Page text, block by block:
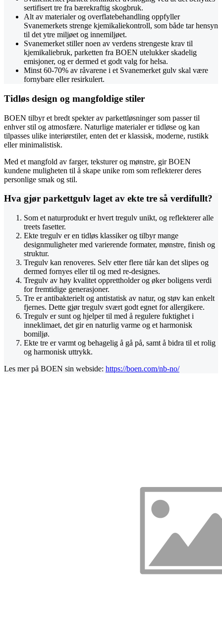
sertifisert tre fra bærekraftig skogbruk.
Alt av materialer og overflatebehandling oppfyller
Svanemerkets strenge kjemikaliekontroll, som både tar hensyn
til det ytre miljøet og innemiljøet.
Svanemerket stiller noen av verdens strengeste krav til
kjemikaliebruk, parketten fra BOEN utelukker skadelig
emisjoner, og er dermed et godt valg for helsa.
Minst 60-70% av råvarene i et Svanemerket gulv skal være
fornybare eller resirkulert.
Tidløs design og mangfoldige stiler
BOEN tilbyr et bredt spekter av parkettløsninger som passer til
enhver stil og atmosfære. Naturlige materialer er tidløse og kan
tilpasses ulike interiørstiler, enten det er klassisk, moderne, rustikk
eller minimalistisk.
Med et mangfold av farger, teksturer og mønstre, gir BOEN
kundene muligheten til å skape unike rom som reflekterer deres
personlige smak og stil.
Hva gjør parkettgulv laget av ekte tre så verdifullt?
Som et naturprodukt er hvert tregulv unikt, og reflekterer alle
treets fasetter.
Ekte tregulv er en tidløs klassiker og tilbyr mange
designmuligheter med varierende formater, mønstre, finish og
struktur.
Tregulv kan renoveres. Selv etter flere tiår kan det slipes og
dermed fornyes eller til og med re-designes.
Tregulv av høy kvalitet opprettholder og øker boligens verdi
for fremtidige generasjoner.
Tre er antibakterielt og antistatisk av natur, og støv kan enkelt
fjernes. Dette gjør tregulv svært godt egnet for allergikere.
Tregulv er sunt og hjelper til med å regulere fuktighet i
inneklimaet, det gir en naturlig varme og et harmonisk
bomiljø.
Ekte tre er varmt og behagelig å gå på, samt å bidra til et rolig
og harmonisk uttrykk.
Les mer på BOEN sin webside: https://boen.com/nb-no/